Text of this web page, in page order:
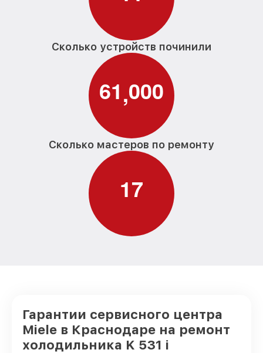
Сколько устройств починили
61,000
Сколько мастеров по ремонту
17
Гарантии сервисного центра
Miele в Краснодаре на ремонт
холодильника K 531 i